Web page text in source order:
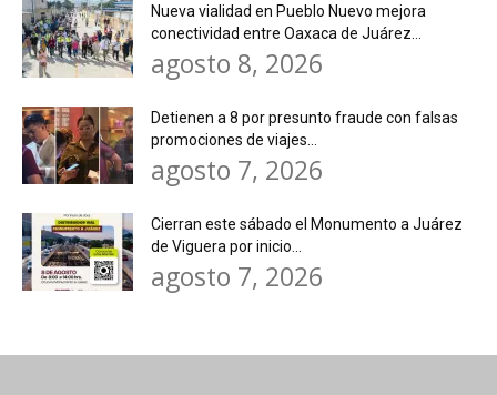
Nueva vialidad en Pueblo Nuevo mejora
conectividad entre Oaxaca de Juárez...
agosto 8, 2026
Detienen a 8 por presunto fraude con falsas
promociones de viajes...
agosto 7, 2026
Cierran este sábado el Monumento a Juárez
de Viguera por inicio...
agosto 7, 2026